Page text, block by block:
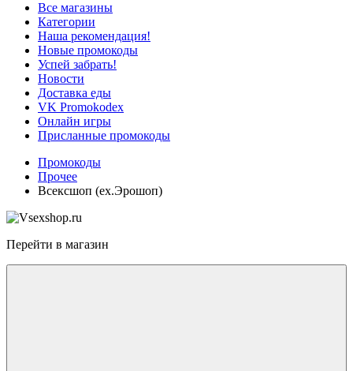
Все магазины
Категории
Наша рекомендация!
Новые промокоды
Успей забрать!
Новости
Доставка еды
VK Promokodex
Онлайн игры
Присланные промокоды
Промокоды
Прочее
Всексшоп (ex.Эрошоп)
Перейти в магазин